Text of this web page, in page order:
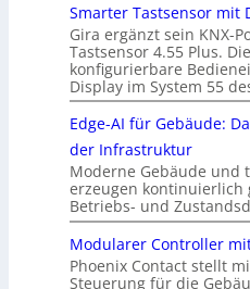
Smarter Tastsensor mit
Gira ergänzt sein KNX-
Tastsensor 4.55 Plus.
konfigurierbare
Display im System 55
Edge-AI für Gebäude:
der Infrastruktur
Moderne Gebäude und
erzeugen kontinuierlich
Betriebs- und
Modularer Controller
Phoenix Contact stellt
Steuerung für die